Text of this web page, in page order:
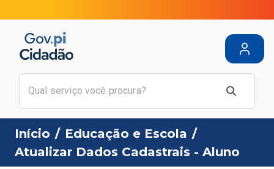
Início / Educação e Escola /
Atualizar Dados Cadastrais - Aluno